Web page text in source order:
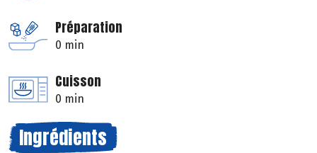
Préparation
0 min
Cuisson
0 min
Ingrédients